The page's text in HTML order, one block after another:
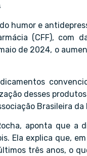
humor e
(CFF), com
de 2024, o
desses
Brasileira
aponta que a
Ela explica que,
três anos, o